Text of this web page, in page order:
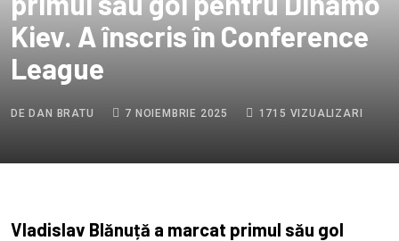
Kiev. A înscris în Conference
League
DE DAN BRATU 7 NOIEMBRIE 2025 1715 VIZUALIZARI
Vladislav Blănuță a marcat primul său gol